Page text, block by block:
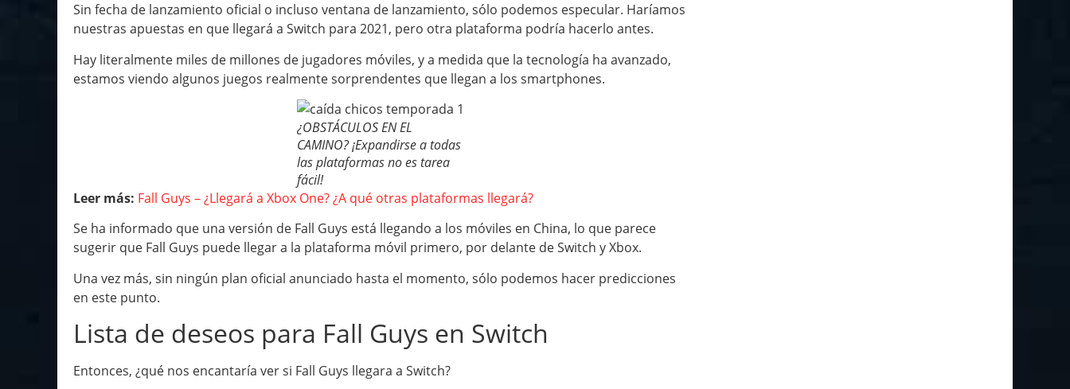
Sin fecha de lanzamiento oficial o incluso ventana de lanzamiento, sólo podemos especular. Haríamos
nuestras apuestas en que llegará a Switch para 2021, pero otra plataforma podría hacerlo antes.
Hay literalmente miles de millones de jugadores móviles, y a medida que la tecnología ha avanzado,
estamos viendo algunos juegos realmente sorprendentes que llegan a los smartphones.
¿OBSTÁCULOS EN EL
CAMINO? ¡Expandirse a todas
las plataformas no es tarea
fácil!
Leer más: Fall Guys – ¿Llegará a Xbox One? ¿A qué otras plataformas llegará?
Se ha informado que una versión de Fall Guys está llegando a los móviles en China, lo que parece
sugerir que Fall Guys puede llegar a la plataforma móvil primero, por delante de Switch y Xbox.
Una vez más, sin ningún plan oficial anunciado hasta el momento, sólo podemos hacer predicciones
en este punto.
Lista de deseos para Fall Guys en Switch
Entonces, ¿qué nos encantaría ver si Fall Guys llegara a Switch?